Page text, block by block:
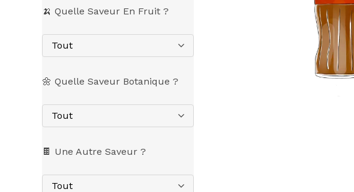
🍌 Quelle Saveur En Fruit ?
Tout
🌼 Quelle Saveur Botanique ?
Tout
🍫 Une Autre Saveur ?
Tout